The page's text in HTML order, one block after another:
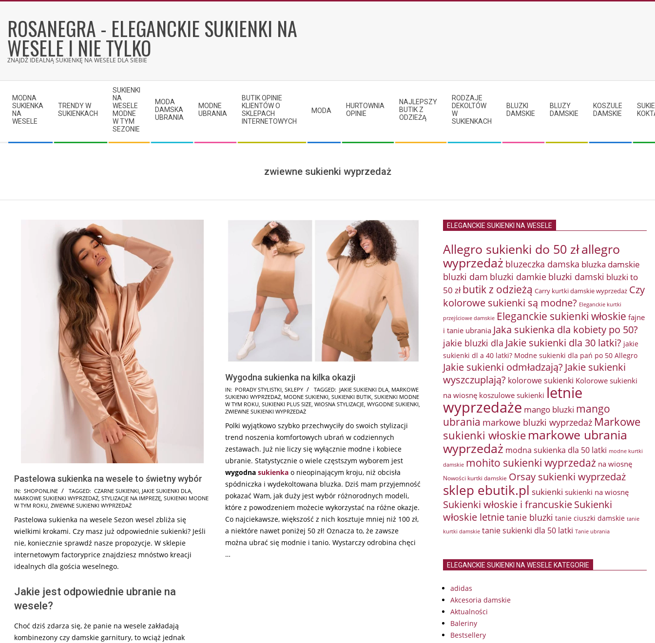
contentROSANEGRA - ELEGANCKIE SUKIENKI NA
WESELE I NIE TYLKO
ZNAJDŹ IDEALNĄ SUKIENKĘ NA WESELE DLA SIEBIE
Navigation
Menu
MODNA
SUKIENKA
NA
WESELE
TRENDY W
SUKIENKACH
SUKIENKI
NA
WESELE
MODNE
W TYM
SEZONIE
MODA
DAMSKA
UBRANIA
MODNE
UBRANIA
BUTIK OPINIE
KLIENTÓW O
SKLEPACH
INTERNETOWYCH
MODA
HURTOWNIA
OPINIE
NAJLEPSZY
BUTIK Z
ODZIEŻĄ
RODZAJE
DEKOLTÓW
W
SUKIENKACH
BLUZKI
DAMSKIE
BLUZY
DAMSKIE
KOSZULE
DAMSKIE
zwiewne sukienki wyprzedaż
Pastelowa sukienka na wesele to świetny wybór
2025-
06-
IN: SHOPONLINE TAGGED: CZARNE SUKIENKI, JAKIE SUKIENKI DLA,
MARKOWE SUKIENKI WYPRZEDAŻ, STYLIZACJE NA IMPREZĘ, SUKIENKI MODNE
W TYM ROKU, ZWIEWNE SUKIENKI WYPRZEDAŻ
Pastelowa sukienka na wesele Sezon wesel zbliża się
wielkimi krokami. Czy masz już odpowiednie sukienki? Jeśli
nie, koniecznie sprawdź nasze propozycje. W sklepie
internetowym factoryprice znajdziesz mnóstwo kreacji
idealnych dla gościa weselnego.
Jakie jest odpowiednie ubranie na
wesele?
Choć dziś zdarza się, że panie na wesele zakładają
kombinezony czy damskie garnitury, to wciąż jednak
Wygodna sukienka na kilka okazji
2025-
03-
04
IN: PORADY STYLISTKI, SKLEPY TAGGED: JAKIE SUKIENKI DLA, MARKOWE
SUKIENKI WYPRZEDAŻ, MODNE SUKIENKI, SUKIENKI BUTIK, SUKIENKI MODNE
W TYM ROKU, SUKIENKI PLUS SIZE, WIOSNA STYLIZACJE, WYGODNE SUKIENKI,
ZWIEWNE SUKIENKI WYPRZEDAŻ
Polki wyjątkowo szybko przechwyciły do swoich stylizacji
trend noszenia komfortowych ubrań w codziennych
zestawach. Już nie liczy się wyłącznie modne i kobiece
ubranie. Statystycznie o wiele częstszym wyborem jest
wygodna sukienka o nieopinającym kroju, niż obcisła
spódniczka i wydekoltowana bluzka. Dziś mam przyjemność
pokazać Wam, jak duży jest wybór różnorodnych modeli,
które z powodzeniem możecie wykorzystać na różne okazje.
Co najciekawsze, większość z nich kosztuje mniej niż 100 zł,
a niektóre nawet poniżej 50 zł! Oznacza to, że zawsze
można ubrać się modnie i tanio. Wystarczy odrobina chęci
…
ELEGANCKIE SUKIENKI NA WESELE
Allegro sukienki do 50 złallegro
wyprzedaż bluzeczka damska bluzka damskie
bluzki dam bluzki damkie bluzki damski bluzki to
50 zł butik z odzieżą Carry kurtki damskie wyprzedaż Czy
kolorowe sukienki są modne? Eleganckie kurtki
przejściowe damskie Eleganckie sukienki włoskie fajne
i tanie ubrania Jaka sukienka dla kobiety po 50?
jakie bluzki dla Jakie sukienki dla 30 latki? jakie
sukienki dl a 40 latki? Modne sukienki dla pań po 50 Allegro
Jakie sukienki odmładzają? Jakie sukienki
wyszczuplają? kolorowe sukienki Kolorowe sukienki
na wiosnę koszulowe sukienki letnie
wyprzedaże mango bluzki mango
ubrania markowe bluzki wyprzedaż Markowe
sukienki włoskie markowe ubrania
wyprzedaż modna sukienka dla 50 latki modne kurtki
damskie mohito sukienki wyprzedaż na wiosnę
Nowości kurtki damskie Orsay sukienki wyprzedaż
sklep ebutik.pl sukienki sukienki na wiosnę
Sukienki włoskie i francuskieSukienki
włoskie letnietanie bluzki tanie ciuszki damskie tanie
kurtki damskie tanie sukienki dla 50 latki Tanie ubrania
ELEGANCKIE SUKIENKI NA WESELE KATEGORIE
adidas
Akcesoria damskie
Aktualności
Baleriny
Bestsellery